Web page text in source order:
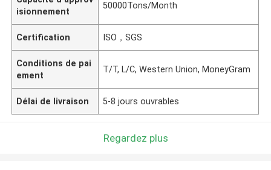
isionnement
50000Tons/Month
Certification ISO，SGS
Conditions de pai
ement
T/T, L/C, Western Union, MoneyGram
Délai de livraison 5-8 jours ouvrables
Regardez plus